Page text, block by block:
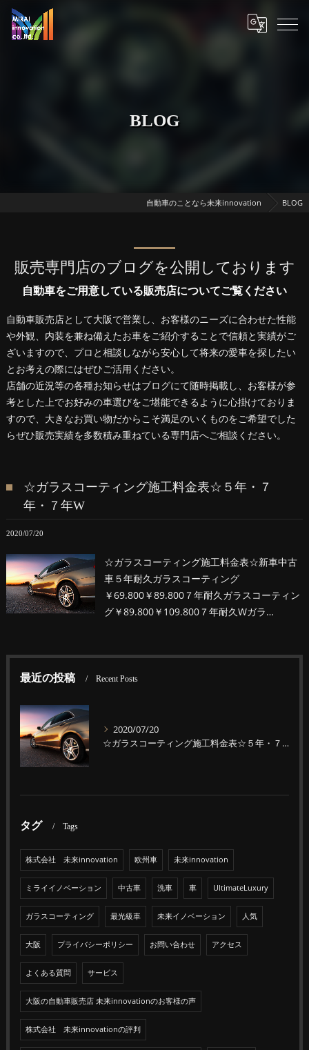
BLOG
自動車のことなら未来innovation BLOG
販売専門店のブログを公開しております
自動車をご用意している販売店についてご覧ください
自動車販売店として大阪で営業し、お客様のニーズに合わせた性能
や外観、内装を兼ね備えたお車をご紹介することで信頼と実績がご
ざいますので、プロと相談しながら安心して将来の愛車を探したい
とお考えの際にはぜひご活用ください。
店舗の近況等の各種お知らせはブログにて随時掲載し、お客様が参
考とした上でお好みの車選びをご堪能できるように心掛けておりま
すので、大きなお買い物だからこそ満足のいくものをご希望でした
らぜひ販売実績を多数積み重ねている専門店へご相談ください。
☆ガラスコーティング施工料金表☆５年・７
年・７年W
2020/07/20
☆ガラスコーティング施工料金表☆新車中古
車５年耐久ガラスコーティング
￥69.800￥89.800７年耐久ガラスコーティン
グ￥89.800￥109.800７年耐久Wガラ…
最近の投稿 Recent Posts
2020/07/20
☆ガラスコーティング施工料金表☆５年・７年・７年W
タグ Tags
株式会社 未来innovation 欧州車 未来innovation
ミライイノベーション 中古車 洗車 車 UltimateLuxury
ガラスコーティング 最光級車 未来イノベーション 人気
大阪 プライバシーポリシー お問い合わせ アクセス
よくある質問 サービス
大阪の自動車販売店 未来innovationのお客様の声
株式会社 未来innovationの評判